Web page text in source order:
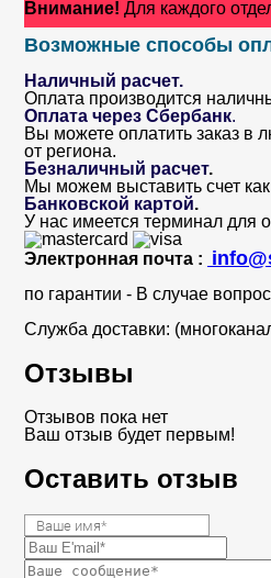
Внимание! Для каждого
Возможные способы
Наличный расчет.
Оплата производится
Оплата через Сбербанк.
Вы можете оплатить заказ в
от региона.
Безналичный расчет.
Мы можем выставить счет
Банковской картой.
У нас имеется терминал для
Электронная почта :
по гарантии - В случае
Служба доставки:
Отзывы
Отзывов пока нет
Ваш отзыв будет первым!
Оставить отзыв